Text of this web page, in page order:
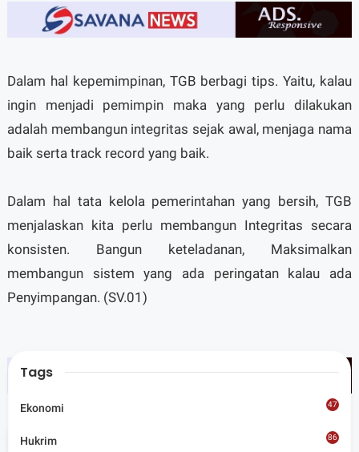
Dalam hal kepemimpinan, TGB berbagi tips. Yaitu, kalau
ingin menjadi pemimpin maka yang perlu dilakukan
adalah membangun integritas sejak awal, menjaga nama
baik serta track record yang baik.
Dalam hal tata kelola pemerintahan yang bersih, TGB
menjalaskan kita perlu membangun Integritas secara
konsisten. Bangun keteladanan, Maksimalkan
membangun sistem yang ada peringatan kalau ada
Penyimpangan. (SV.01)
Tags
Tags
Ekonomi 47
Hukrim 86